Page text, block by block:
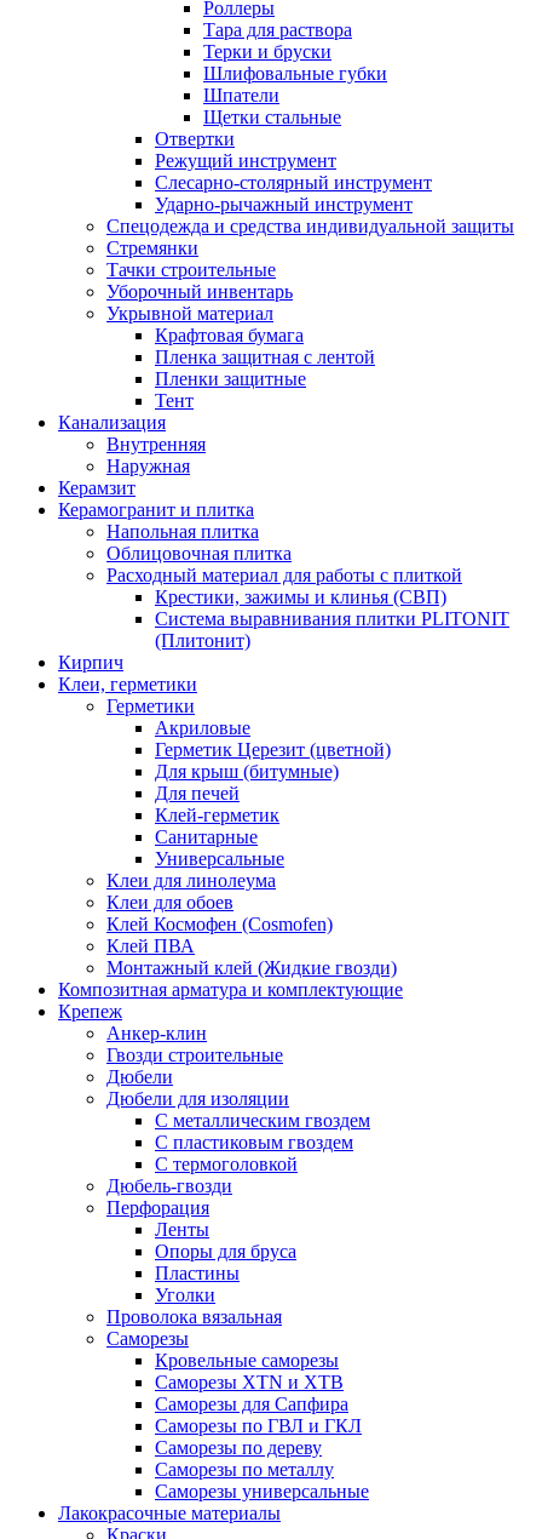
Роллеры
Тара для раствора
Терки и бруски
Шлифовальные губки
Шпатели
Щетки стальные
Отвертки
Режущий инструмент
Слесарно-столярный инструмент
Ударно-рычажный инструмент
Спецодежда и средства индивидуальной защиты
Стремянки
Тачки строительные
Уборочный инвентарь
Укрывной материал
Крафтовая бумага
Пленка защитная с лентой
Пленки защитные
Тент
Канализация
Внутренняя
Наружная
Керамзит
Керамогранит и плитка
Напольная плитка
Облицовочная плитка
Расходный материал для работы с плиткой
Крестики, зажимы и клинья (СВП)
Система выравнивания плитки PLITONIT
(Плитонит)
Кирпич
Клеи, герметики
Герметики
Акриловые
Герметик Церезит (цветной)
Для крыш (битумные)
Для печей
Клей-герметик
Санитарные
Универсальные
Клеи для линолеума
Клеи для обоев
Клей Космофен (Cosmofen)
Клей ПВА
Монтажный клей (Жидкие гвозди)
Композитная арматура и комплектующие
Крепеж
Анкер-клин
Гвозди строительные
Дюбели
Дюбели для изоляции
С металлическим гвоздем
С пластиковым гвоздем
С термоголовкой
Дюбель-гвозди
Перфорация
Ленты
Опоры для бруса
Пластины
Уголки
Проволока вязальная
Саморезы
Кровельные саморезы
Саморезы XTN и ХTB
Саморезы для Сапфира
Саморезы по ГВЛ и ГКЛ
Саморезы по дереву
Саморезы по металлу
Саморезы универсальные
Лакокрасочные материалы
Краски